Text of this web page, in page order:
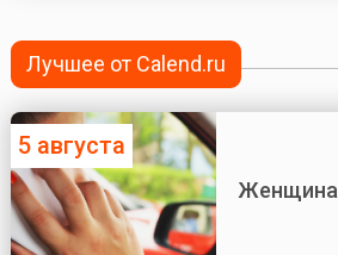
Лучшее от Calend.ru
5 августа